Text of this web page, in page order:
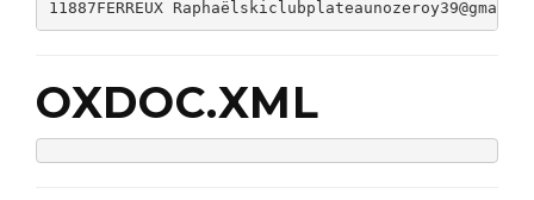
11887FERREUX
OXDOC.XML